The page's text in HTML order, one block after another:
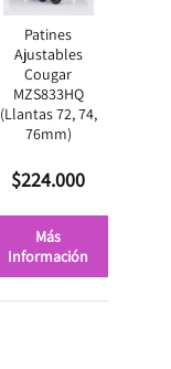
Patines
Ajustables
Cougar
MZS833HQ
(Llantas 72, 74,
76mm)
$224.000
Más
Información